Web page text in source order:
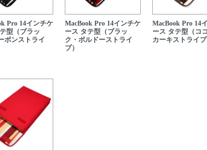
Pro 14インチケ
型（ブラッ
ボンストライ
MacBook Pro 14インチケ
ース タテ型（ブラッ
ク・ボルドーストライ
プ）
MacBook Pro 14
ース タテ型（コ
カーキストライ